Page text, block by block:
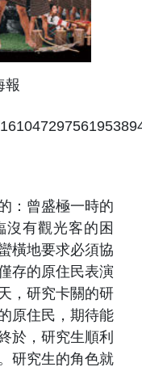
報
曾盛極一時的
沒有觀光客的困
橫地要求必須協
存的原住民表演
，研究卡關的研
原住民，期待能
於，研究生順利
研究生的角色就